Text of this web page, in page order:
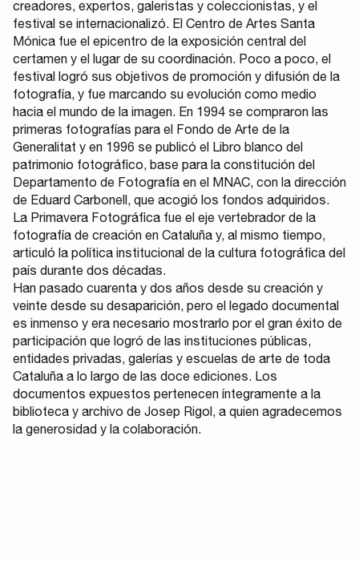
creadores, expertos, galeristas y coleccionistas, y el
festival se internacionalizó. El Centro de Artes Santa
Mónica fue el epicentro de la exposición central del
certamen y el lugar de su coordinación. Poco a poco, el
festival logró sus objetivos de promoción y difusión de la
fotografía, y fue marcando su evolución como medio
hacia el mundo de la imagen. En 1994 se compraron las
primeras fotografías para el Fondo de Arte de la
Generalitat y en 1996 se publicó el Libro blanco del
patrimonio fotográfico, base para la constitución del
Departamento de Fotografía en el MNAC, con la dirección
de Eduard Carbonell, que acogió los fondos adquiridos.
La Primavera Fotográfica fue el eje vertebrador de la
fotografía de creación en Cataluña y, al mismo tiempo,
articuló la política institucional de la cultura fotográfica del
país durante dos décadas.
Han pasado cuarenta y dos años desde su creación y
veinte desde su desaparición, pero el legado documental
es inmenso y era necesario mostrarlo por el gran éxito de
participación que logró de las instituciones públicas,
entidades privadas, galerías y escuelas de arte de toda
Cataluña a lo largo de las doce ediciones. Los
documentos expuestos pertenecen íntegramente a la
biblioteca y archivo de Josep Rigol, a quien agradecemos
la generosidad y la colaboración.